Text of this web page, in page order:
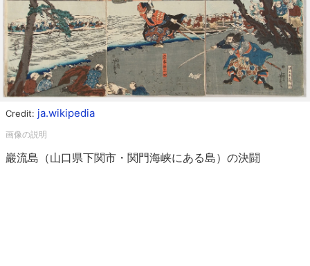
Credit: ja.wikipedia
巖流島（山口県下関市・関門海峡にある島）の決闘